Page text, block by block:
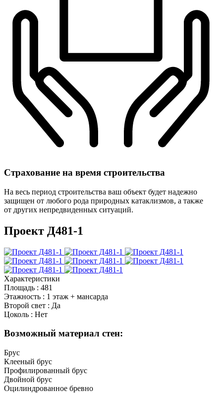
Страхование на время строительства
На весь период строительства ваш объект будет надежно
защищен от любого рода природных катаклизмов, а также
от других непредвиденных ситуаций.
Проект Д481-1
Характеристики
Площадь : 481
Этажность : 1 этаж + мансарда
Второй свет : Да
Цоколь : Нет
Возможный материал стен:
Брус
Клееный брус
Профилированный брус
Двойной брус
Оцилиндрованное бревно